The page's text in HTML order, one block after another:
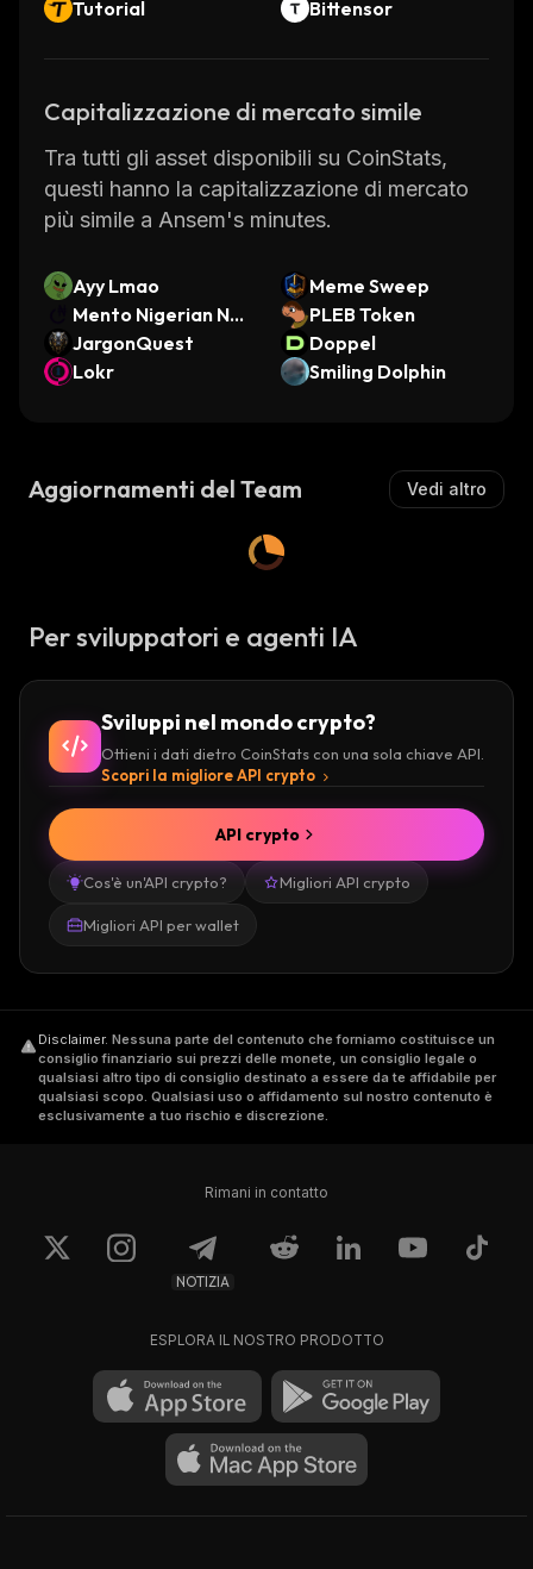
Tutorial Bittensor
Capitalizzazione di mercato simile
Tra tutti gli asset disponibili su CoinStats,
questi hanno la capitalizzazione di mercato
più simile a Ansem's minutes.
Ayy Lmao
Meme Sweep
Mento Nigerian Nai
ra
PLEB Token
JargonQuest
Doppel
Lokr
Smiling Dolphin
Aggiornamenti del Team Vedi altro
Per sviluppatori e agenti IA
Sviluppi nel mondo crypto?
Ottieni i dati dietro CoinStats con una sola chiave API.
Scopri la migliore API crypto
Cos'è un'API crypto? Migliori API crypto
Migliori API per wallet
API crypto
Disclaimer. Nessuna parte del contenuto che forniamo costituisce un
consiglio finanziario sui prezzi delle monete, un consiglio legale o
qualsiasi altro tipo di consiglio destinato a essere da te affidabile per
qualsiasi scopo. Qualsiasi uso o affidamento sul nostro contenuto è
esclusivamente a tuo rischio e discrezione.
Rimani in contatto
NOTIZIA
ESPLORA IL NOSTRO PRODOTTO